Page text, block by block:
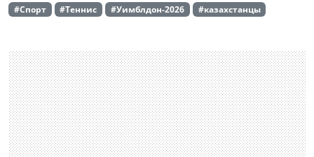
#Спорт #Теннис #Уимблдон-2026 #казахстанцы